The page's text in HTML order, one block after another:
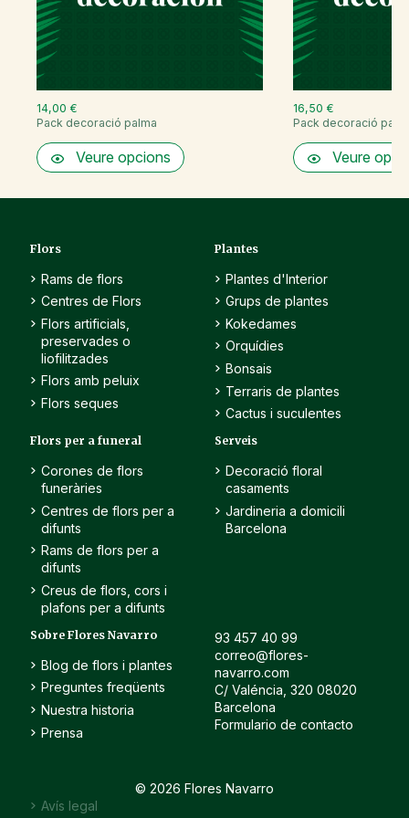
14,00 €
Pack decoració palma
Veure opcions
16,50 €
Pack decoració
Veure
Flors
Rams de flors
Centres de Flors
Flors artificials,
preservades o
liofilitzades
Flors amb peluix
Flors seques
Plantes
Plantes d'Interior
Grups de plantes
Kokedames
Orquídies
Bonsais
Terraris de plantes
Cactus i suculentes
Flors per a funeral
Corones de flors
funeràries
Centres de flors per a
difunts
Rams de flors per a
difunts
Creus de flors, cors i
plafons per a difunts
Serveis
Decoració floral
casaments
Jardineria a domicili
Barcelona
Sobre Flores Navarro
Blog de flors i plantes
Preguntes freqüents
Nuestra historia
Prensa
93 457 40 99
correo@flores-
navarro.com
C/ Valéncia, 320 08020
Barcelona
Formulario de contacto
© 2026 Flores Navarro
Avís legal